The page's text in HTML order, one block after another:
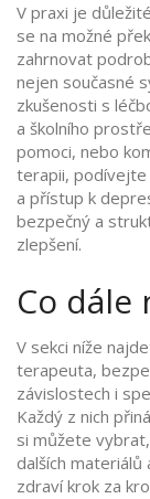
V praxi je
se na možné
zahrnovat
nejen současné
zkušenosti s
a školního
pomoci, nebo
terapii, podívejte
a přístup k
bezpečný a
zlepšení.
Co dále
V sekci níže
terapeuta,
závislostech i
Každý z nich
si můžete
dalších
zdraví krok za